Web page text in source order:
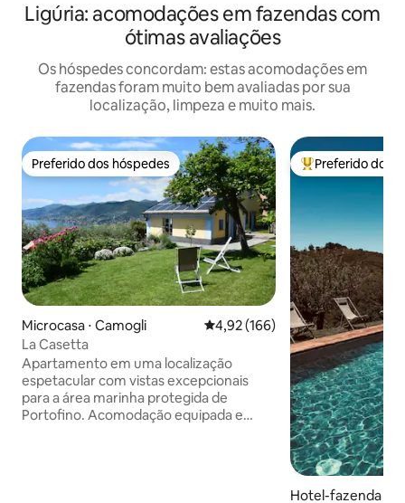
Ligúria: acomodações em fazendas com
ótimas avaliações
Os hóspedes concordam: estas acomodações em
fazendas foram muito bem avaliadas por sua
localização, limpeza e muito mais.
Preferido dos hóspedes
Preferido dos hóspedes
Microcasa ⋅ Camogli 4,92 de uma avaliação média de
4,92 (166)
La Casetta
Apartamento em uma localização
espetacular com vistas excepcionais
para a área marinha protegida de
Portofino. Acomodação equipada e
Entre os
Preferido dos
Hotel-fazenda ⋅